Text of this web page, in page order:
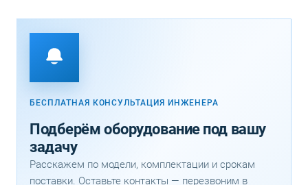
БЕСПЛАТНАЯ КОНСУЛЬТАЦИЯ ИНЖЕНЕРА
Подберём оборудование под вашу
задачу
Расскажем по модели, комплектации и срокам
поставки. Оставьте контакты — перезвоним в